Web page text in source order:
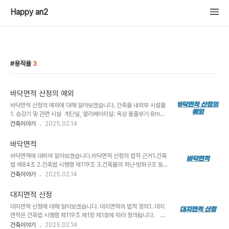
Happy an2
용적율 3
바닥면적 산정의 예외
바닥면적 산정의 예외에 대해 알아보겠습니다. 건축물 내외부 시설물
1. 승강기 및 관련 시설 계단실, 엘리베이터실: 옥상 돌출부가 8m
를 초과하거나, 수평투영면적이 해당 건축물 건축면적의 1/8을 초과
된 이러한 설비는 일반적으로 바닥면적에서 제외됩니다.2. 설비 관련
구조물 굴뚝, 더스트 슈트, 설비 덕트 등 옥상, 옥외, 지하에 설치된 물
탱크, 기름탱크, 냉각탑, 정화조, 도시가스 정압기 등 3. 물류 시설 건
축물 간 화물 이동용 컨베이어 벨트 설치 구조물 특정 용도 시설1. 공
동주택 지상층 시설 기계실, 전기실, 어린이놀이터, 조경시설(파고라
당 주민공동시설: ..
건축이야기 2025.02.14
바닥면적
바닥면적에 대하여 알아보겠습니다.바닥면적 산정의 법적 근거1.건축
법 제84조 2.건축법 시행령 제119조 3.건축물의 피난·방화구조 등의
기준에 관한 규칙 제3조 바닥면적 산정 방법의 세부 기준 1. 중심선
산정합니다. 기둥이 돌출된 경우: 기둥의 중심선이 아닌 벽체의 중심선
을 기준으로 합니다. 외벽의 중심선이 대지경계선을 넘는 경우: 대지경
계선을 기준으로 산정합니다. 2. 층고에 따른 산정일반적으로 층
고 1.5m 이상인 부분을 바닥면적에 산입 합니다. 경사지붕의 경우: 천
장높이 1.8m 이상인 부분만 바닥면적에 포함합니다. 다락의 경우: 층
건축이야기 2025.02.14
대지면적 산정
대지면적 산정에 대해 알아보겠습니다. 대지면적의 법적 정의1. 대지
면적은 건축법 시행령 제119조 제1항 제1호에 따라 정의됩니다. 이
는 "대지의 수평투영면적"으로, 건축물을 건축할 수 있는 일단의 토지
건축이야기 2025.02.14